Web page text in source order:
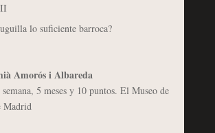
lo suficiente barroca?
Amorós i Albareda
5 meses y 10 puntos. El Museo de
Madrid